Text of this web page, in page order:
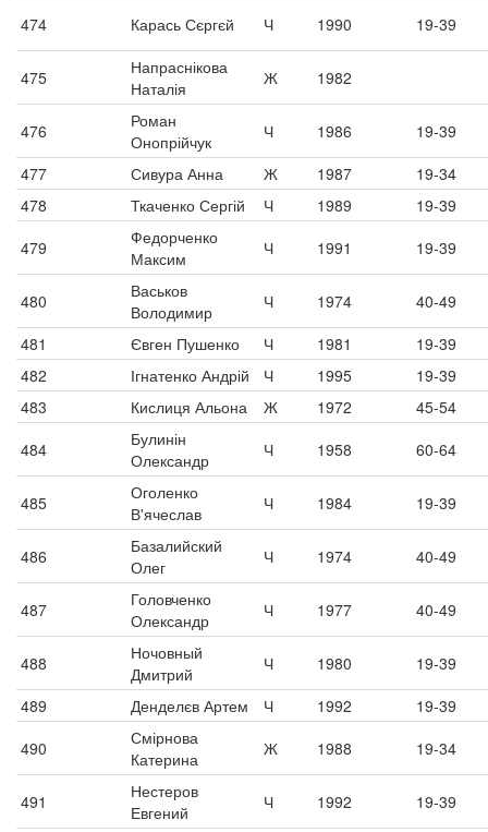
474
Карась Сєргєй Ч 1990 19-39
475
Напраснікова
Наталія
Ж 1982
476
Роман
Онопрійчук
Ч 1986
19-39
477
Сивура Анна Ж 1987
19-34
478
Ткаченко Сергій Ч 1989
19-39
479
Федорченко
Максим
Ч 1991 19-39
480
Васьков
Володимир
Ч 1974
40-49
481
Євген Пушенко Ч 1981
19-39
482
Ігнатенко Андрій Ч 1995
19-39
483
Кислиця Альона Ж 1972
45-54
484
Булинін
Олександр
Ч 1958 60-64
485
Оголенко
В'ячеслав
Ч 1984 19-39
486
Базалийский
Олег
Ч 1974 40-49
487
Головченко
Олександр
Ч 1977 40-49
488
Ночовный
Дмитрий
Ч 1980
19-39
489
Денделєв Артем Ч 1992
19-39
490
Смірнова
Катерина
Ж 1988 19-34
491
Нестеров
Евгений
Ч 1992 19-39